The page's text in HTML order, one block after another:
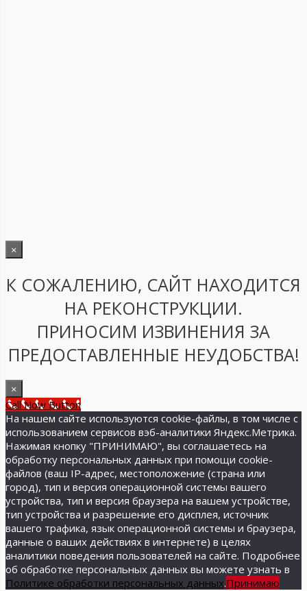
×
К СОЖАЛЕНИЮ, САЙТ НАХОДИТСЯ
НА РЕКОНСТРУКЦИИ.
ПРИНОСИМ ИЗВИНЕНИЯ ЗА
ПРЕДОСТАВЛЕННЫЕ НЕУДОБСТВА!
×
Call Now Button
На нашем сайте используются cookie-файлы, в том числе с
использованием сервисов вэб-аналитики Яндекс.Метрика.
Нажимая кнопку "ПРИНИМАЮ", вы соглашаетесь на
обработку персональных данных при помощи cookie-
файлов (ваш IP-адрес, местоположение (страна или
город), тип и версия операционной системы вашего
устройства, тип и версия браузера на вашем устройстве,
тип устройства и разрешение его дисплея, источник
вашего трафика, язык операционной системы и браузера,
данные о ваших действиях в интернете) в целях
аналитики поведения пользователей на сайте. Подробнее
об обработке персональных данных вы можете узнать в
Политике обработки персональных данных.Принимаю